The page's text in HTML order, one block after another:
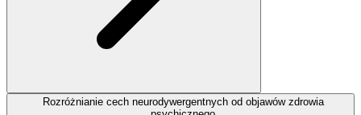
Rozróżnianie cech neurodywergentnych od objawów zdrowia